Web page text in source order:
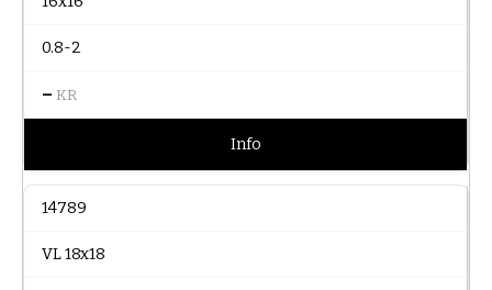
0.8-2
– KR
Info
14789
VL 18x18